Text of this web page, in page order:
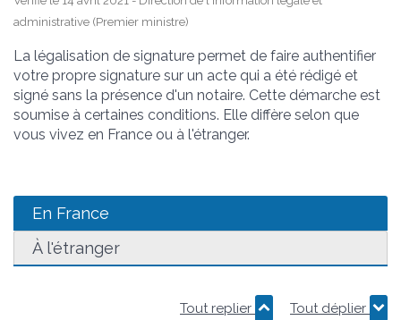
administrative (Premier ministre)
La légalisation de signature permet de faire authentifier
votre propre signature sur un acte qui a été rédigé et
signé sans la présence d'un notaire. Cette démarche est
soumise à certaines conditions. Elle diffère selon que
vous vivez en France ou à l'étranger.
En France
À l'étranger
Tout replier Tout déplier